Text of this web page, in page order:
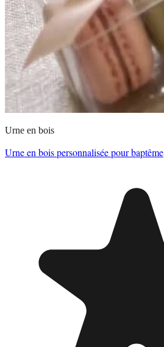
Urne en bois
Urne en bois personnalisée pour baptême